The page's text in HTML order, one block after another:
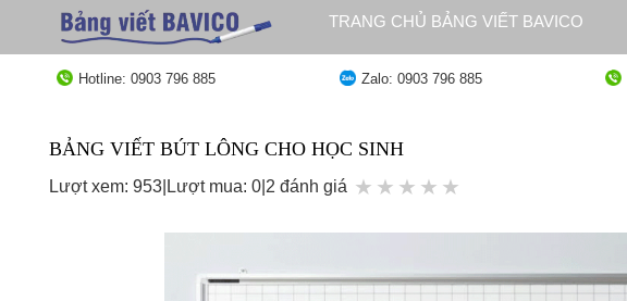
TRANG CHỦ BẢNG VIẾT BAVICO
Hotline: 0903 796 885 Zalo: 0903 796 885
BẢNG VIẾT BÚT LÔNG CHO HỌC SINH
Lượt xem: 953| Lượt mua: 0| 2 đánh giá ★ ★ ★ ★ ★